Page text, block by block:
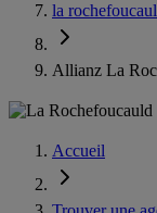
la
Allianz La
Accueil